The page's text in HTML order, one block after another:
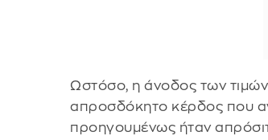
Ωστόσο, η άνοδος των
απροσδόκητο κέρδος που
προηγουμένως ήταν